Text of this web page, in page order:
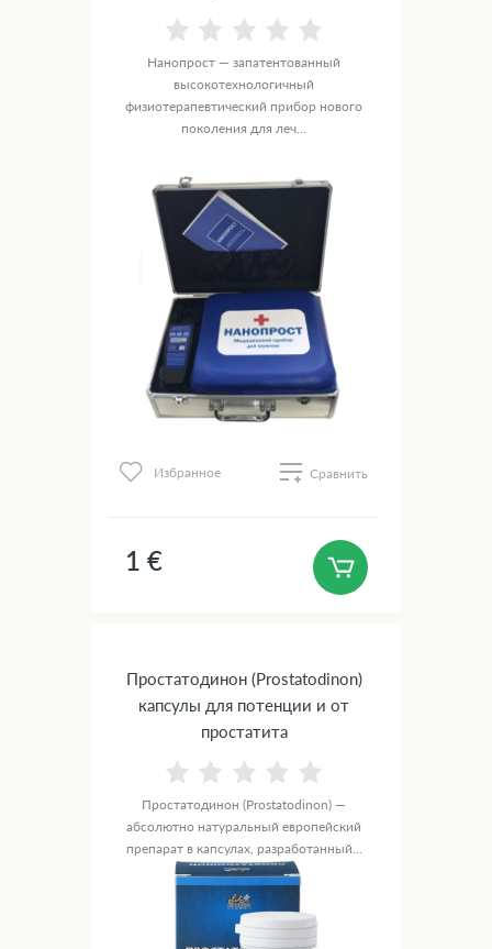
Нанопрост — запатентованный
высокотехнологичный
физиотерапевтический прибор нового
поколения для леч...
Избранное Сравнить
1 €
Простатодинон (Prostatodinon)
капсулы для потенции и от
простатита
Простатодинон (Prostatodinon) —
абсолютно натуральный европейский
препарат в капсулах, разработанный...